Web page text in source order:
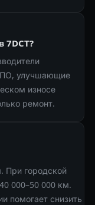
ПО, улучшающие
износе
ремонт.
При городской
000–50 000 км.
помогает снизить